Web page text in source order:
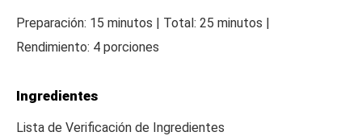
Preparación: 15 minutos | Total: 25 minutos |
Rendimiento: 4 porciones
Ingredientes
Lista de Verificación de Ingredientes